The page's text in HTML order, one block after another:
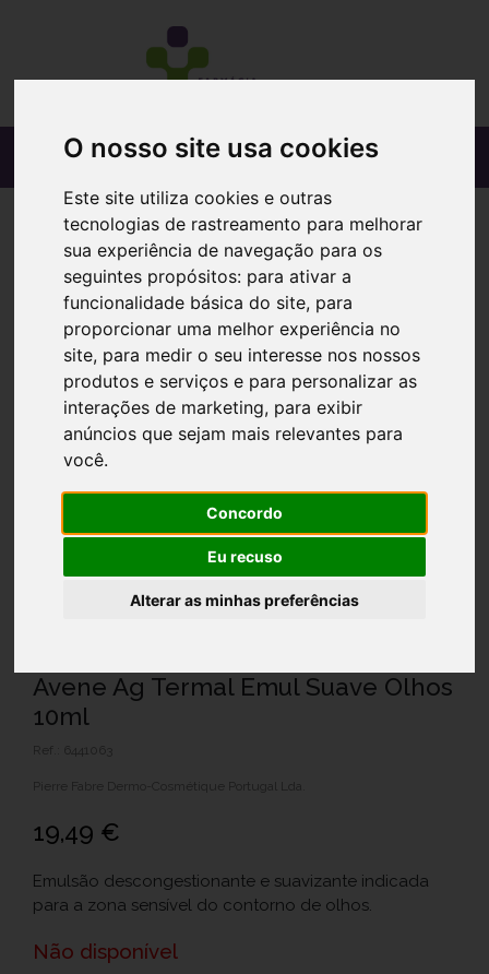
O nosso site usa cookies
Este site utiliza cookies e outras
tecnologias de rastreamento para melhorar
sua experiência de navegação para os
seguintes propósitos: para ativar a
funcionalidade básica do site, para
proporcionar uma melhor experiência no
site, para medir o seu interesse nos nossos
produtos e serviços e para personalizar as
interações de marketing, para exibir
anúncios que sejam mais relevantes para
você.
Concordo
Eu recuso
Alterar as minhas preferências
Avene Ag Termal Emul Suave Olhos
10ml
Ref.: 6441063
Pierre Fabre Dermo-Cosmétique Portugal Lda.
19,49 €
Emulsão descongestionante e suavizante indicada
para a zona sensível do contorno de olhos.
Não disponível